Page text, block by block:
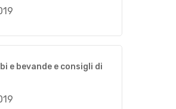
e bevande e consigli di